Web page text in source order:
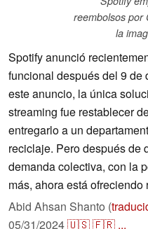
reembolsos por
la
Spotify anunció
funcional después del 9 de
este anuncio, la única
streaming fue restablecer
entregarlo a un
reciclaje. Pero después de
demanda colectiva, con la
más, ahora está ofreciendo
Abid Ahsan Shanto (
05/31/2024🇺🇸🇫🇷 ...